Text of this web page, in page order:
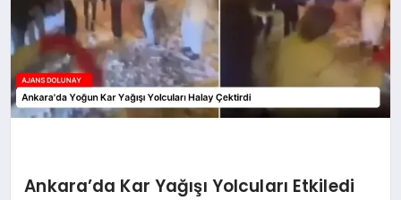
SPOR
YAŞAM
Ankara’da Kar Yağışı Yolcuları Etkiledi